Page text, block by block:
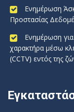
Ενημέρωση
Προστασίας
Ενημέρωση
χαρακτήρα μέσω
(CCTV) εντός της